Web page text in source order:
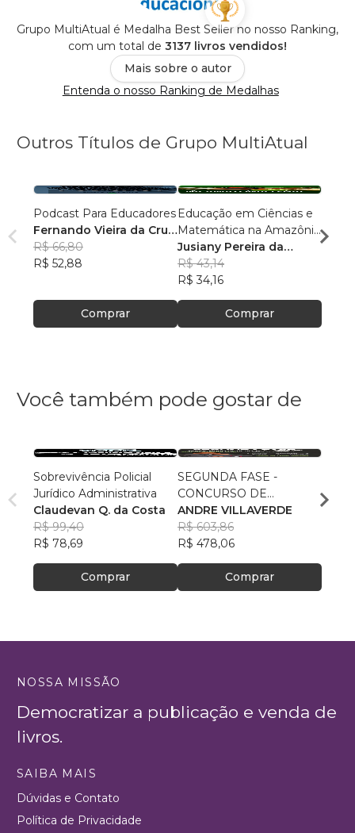
Grupo MultiAtual é Medalha Best Seller no nosso Ranking,
com um total de 3137 livros vendidos!
Mais sobre o autor
Entenda o nosso Ranking de Medalhas
Outros Títulos de Grupo MultiAtual
Podcast Para Educadores
Fernando Vieira da Cruz
(Fernandinho Cruz)
R$ 66,80
R$ 52,88
Comprar
Educação em Ciências e
Matemática na Amazônia
Legal: Pesquisas e
Práticas Pedagógicas
Jusiany Pereira da
Cunha dos Santos
R$ 43,14
R$ 34,16
Comprar
Érica
Você também pode gostar de
Sobrevivência Policial
Jurídico Administrativa
Claudevan Q. da Costa
R$ 99,40
R$ 78,69
Comprar
SEGUNDA FASE -
CONCURSO DE
CARTÓRIO
ANDRE VILLAVERDE
R$ 603,86
R$ 478,06
Comprar
do
NOSSA MISSÃO
Democratizar a publicação e venda de
livros.
SAIBA MAIS
Dúvidas e Contato
Política de Privacidade